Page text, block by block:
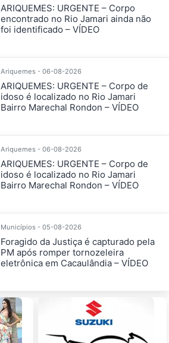
ARIQUEMES: URGENTE – Corpo
encontrado no Rio Jamari ainda não
foi identificado – VÍDEO
Ariquemes - 06-08-2026
ARIQUEMES: URGENTE – Corpo de
idoso é localizado no Rio Jamari
Bairro Marechal Rondon – VÍDEO
Ariquemes - 06-08-2026
ARIQUEMES: URGENTE – Corpo de
idoso é localizado no Rio Jamari
Bairro Marechal Rondon – VÍDEO
Municípios - 05-08-2026
Foragido da Justiça é capturado pela
PM após romper tornozeleira
eletrônica em Cacaulândia – VÍDEO